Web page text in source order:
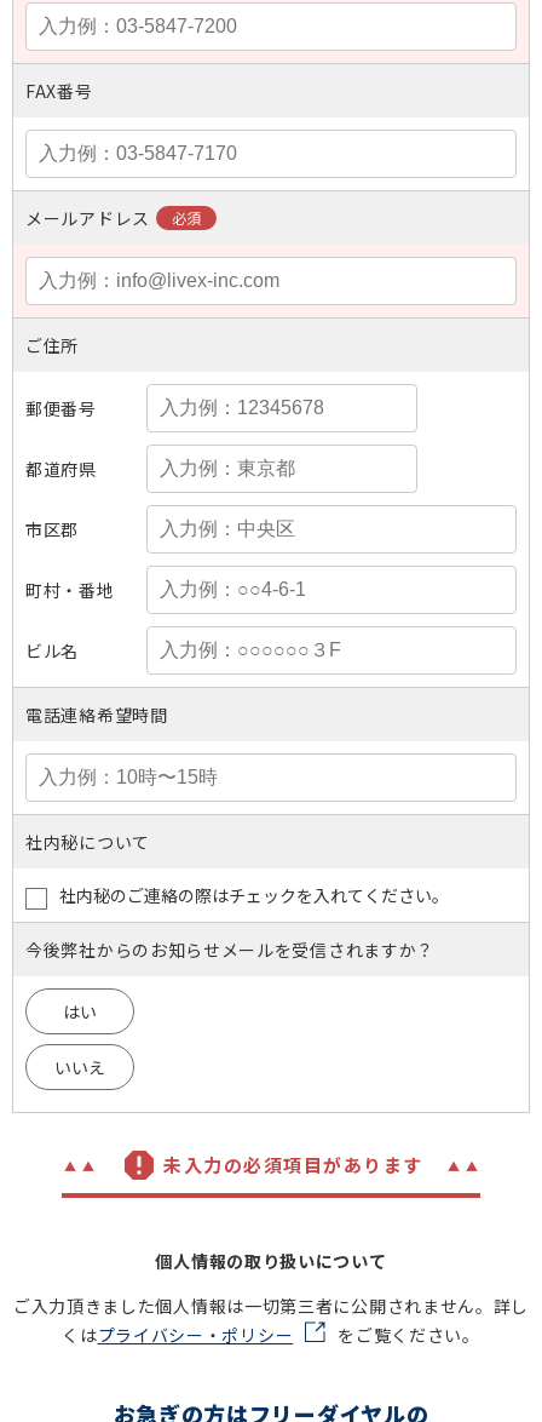
FAX番号
メールアドレス
ご住所
郵便番号
都道府県
市区郡
町村・番地
ビル名
電話連絡希望時間
社内秘について
社内秘のご連絡の際はチェックを入れてください。
今後弊社からのお知らせメールを受信されますか？
はい
いいえ
未入力の必須項目があります
個人情報の取り扱いについて
ご入力頂きました個人情報は一切第三者に公開されません。詳し
くはプライバシー・ポリシー をご覧ください。
お急ぎの方はフリーダイヤルの